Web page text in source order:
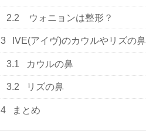
2.2 ウォニョンは整形？
3 IVE(アイヴ)のカウルやリズの
3.1 カウルの鼻
3.2 リズの鼻
4 まとめ